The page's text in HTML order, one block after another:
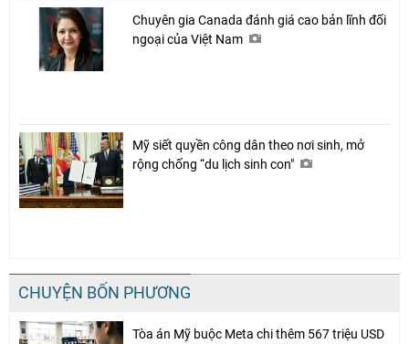
Chuyên gia Canada đánh giá cao bản lĩnh đối
ngoại của Việt Nam
Mỹ siết quyền công dân theo nơi sinh, mở
rộng chống “du lịch sinh con"
CHUYỆN BỐN PHƯƠNG
Tòa án Mỹ buộc Meta chi thêm 567 triệu USD